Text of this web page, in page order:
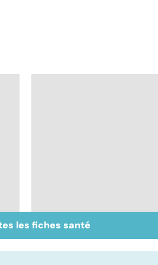
Suicide : prévenir le
passage à l'acte
les fiches santé